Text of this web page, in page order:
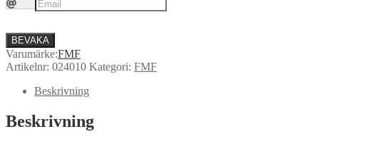
BEVAKA
Varumärke:FMF
Artikelnr: 024010 Kategori: FMF
Beskrivning
Beskrivning